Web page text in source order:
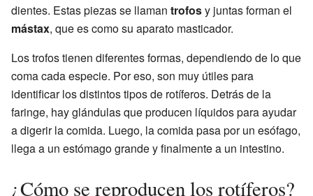
dientes. Estas piezas se llaman trofosy juntas forman el
mástax, que es como su aparato masticador.
Los trofos tienen diferentes formas, dependiendo de lo que
coma cada especie. Por eso, son muy útiles para
identificar los distintos tipos de rotíferos. Detrás de la
faringe, hay glándulas que producen líquidos para ayudar
a digerir la comida. Luego, la comida pasa por un esófago,
llega a un estómago grande y finalmente a un intestino.
¿Cómo se reproducen los rotíferos?